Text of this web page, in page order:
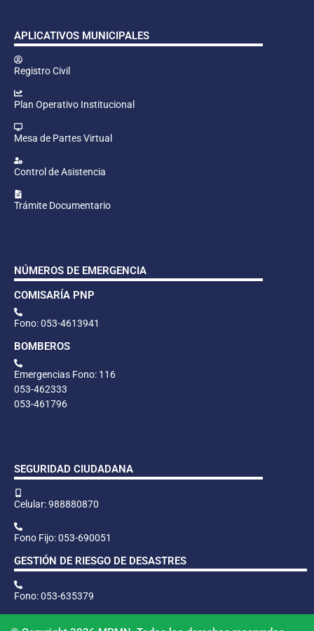
APLICATIVOS MUNICIPALES
Registro Civil
Plan Operativo Institucional
Mesa de Partes Virtual
Control de Asistencia
Trámite Documentario
NÚMEROS DE EMERGENCIA
COMISARÍA PNP
Fono: 053-4613941
BOMBEROS
Emergencias Fono: 116
053-462333
053-461796
SEGURIDAD CIUDADANA
Celular: 988880870
Fono Fijo: 053-690051
GESTIÓN DE RIESGO DE DESASTRES
Fono: 053-635379